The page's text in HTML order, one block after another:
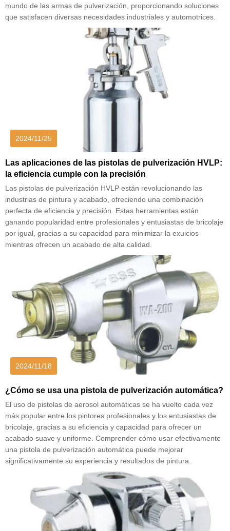
mundo de las armas de pulverización, proporcionando soluciones
que satisfacen diversas necesidades industriales y automotrices.
2024/11/25
Las aplicaciones de las pistolas de pulverización HVLP:
la eficiencia cumple con la precisión
Las pistolas de pulverización HVLP están revolucionando las
industrias de pintura y acabado, ofreciendo una combinación
perfecta de eficiencia y precisión. Estas herramientas están
ganando popularidad entre profesionales y entusiastas de bricolaje
por igual, gracias a su capacidad para minimizar la exuicios
mientras ofrecen un acabado de alta calidad.
2024/11/18
¿Cómo se usa una pistola de pulverización automática?
El uso de pistolas de aerosol automáticas se ha vuelto cada vez
más popular entre los pintores profesionales y los entusiastas de
bricolaje, gracias a su eficiencia y capacidad para ofrecer un
acabado suave y uniforme. Comprender cómo usar efectivamente
una pistola de pulverización automática puede mejorar
significativamente su experiencia y resultados de pintura.